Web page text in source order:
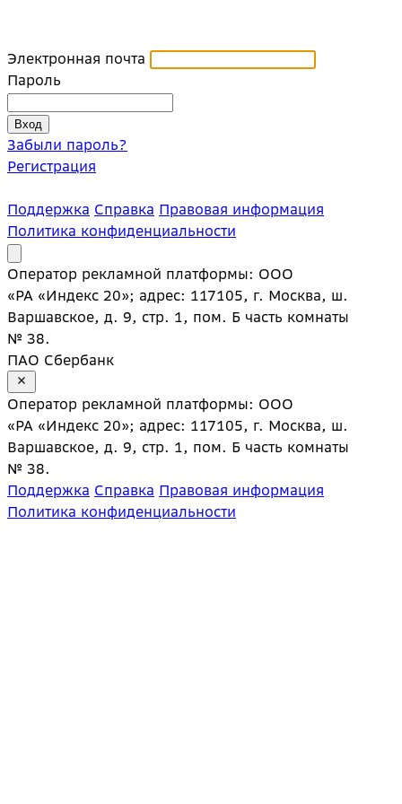
Электронная почта
Пароль
Забыли пароль?
Регистрация
Поддержка Справка Правовая информация
Политика конфиденциальности
Оператор рекламной платформы: ООО
«РА «Индекс 20»; адрес: 117105, г. Москва, ш.
Варшавское, д. 9, стр. 1, пом. Б часть комнаты
№ 38.
ПАО Сбербанк
Оператор рекламной платформы: ООО
«РА «Индекс 20»; адрес: 117105, г. Москва, ш.
Варшавское, д. 9, стр. 1, пом. Б часть комнаты
№ 38.
Поддержка Справка Правовая информация
Политика конфиденциальности